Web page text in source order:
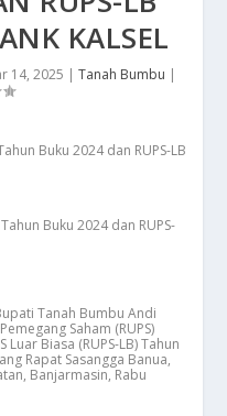
KALSEL
14, 2025 | Tanah Bumbu |
Buku 2024 dan RUPS-
Tanah Bumbu Andi
Saham (RUPS)
Biasa (RUPS-LB) Tahun
Rapat Sasangga Banua,
Banjarmasin, Rabu